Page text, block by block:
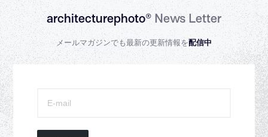
architecturephoto®News Letter
メールマガジンでも最新の更新情報を配信中